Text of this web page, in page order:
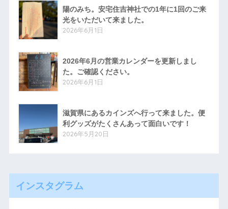
陽のみち。安宅住吉神社での1年に1回のご来
光をいただいて来ました。
2026年6月1日
2026年6月の営業カレンダーを更新しまし
た。ご確認ください。
2026年6月1日
滋賀県にあるカインズへ行って来ました。便
利グッズがたくさんあって面白いです！
2026年5月20日
インスタグラム